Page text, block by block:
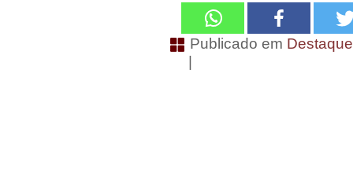
Publicado em
|